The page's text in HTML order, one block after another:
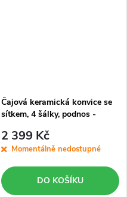
Čajová keramická konvice se
sítkem, 4 šálky, podnos -
2 399 Kč
Momentálně nedostupné
DO KOŠÍKU